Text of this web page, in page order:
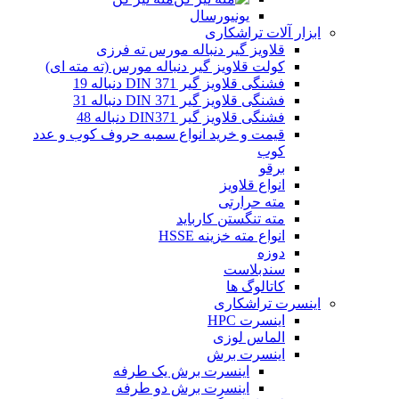
یونیورسال
ابزار آلات تراشکاری
قلاویز گیر دنباله مورس ته فرزی
کولت قلاویز گیر دنباله مورس (ته مته ای)
فشنگی قلاویز گیر DIN 371 دنباله 19
فشنگی قلاویز گیر DIN 371 دنباله 31
فشنگی قلاویز گیر DIN371 دنباله 48
قیمت و خرید انواع سمبه حروف کوب و عدد
کوب
برقو
انواع قلاویز
مته حرارتی
مته تنگستن کارباید
انواع مته خزینه HSSE
دوزه
سندبلاست
کاتالوگ ها
اینسرت تراشکاری
اینسرت HPC
الماس لوزی
اینسرت برش
اینسرت برش یک طرفه
اینسرت برش دو طرفه